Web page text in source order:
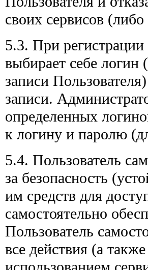
своих сервисов
5.3. При регистрации
выбирает себе
записи
записи.
определенных
к логину и паролю
5.4. Пользователь
за безопасность
им средств для
самостоятельно
Пользователь
все действия (а